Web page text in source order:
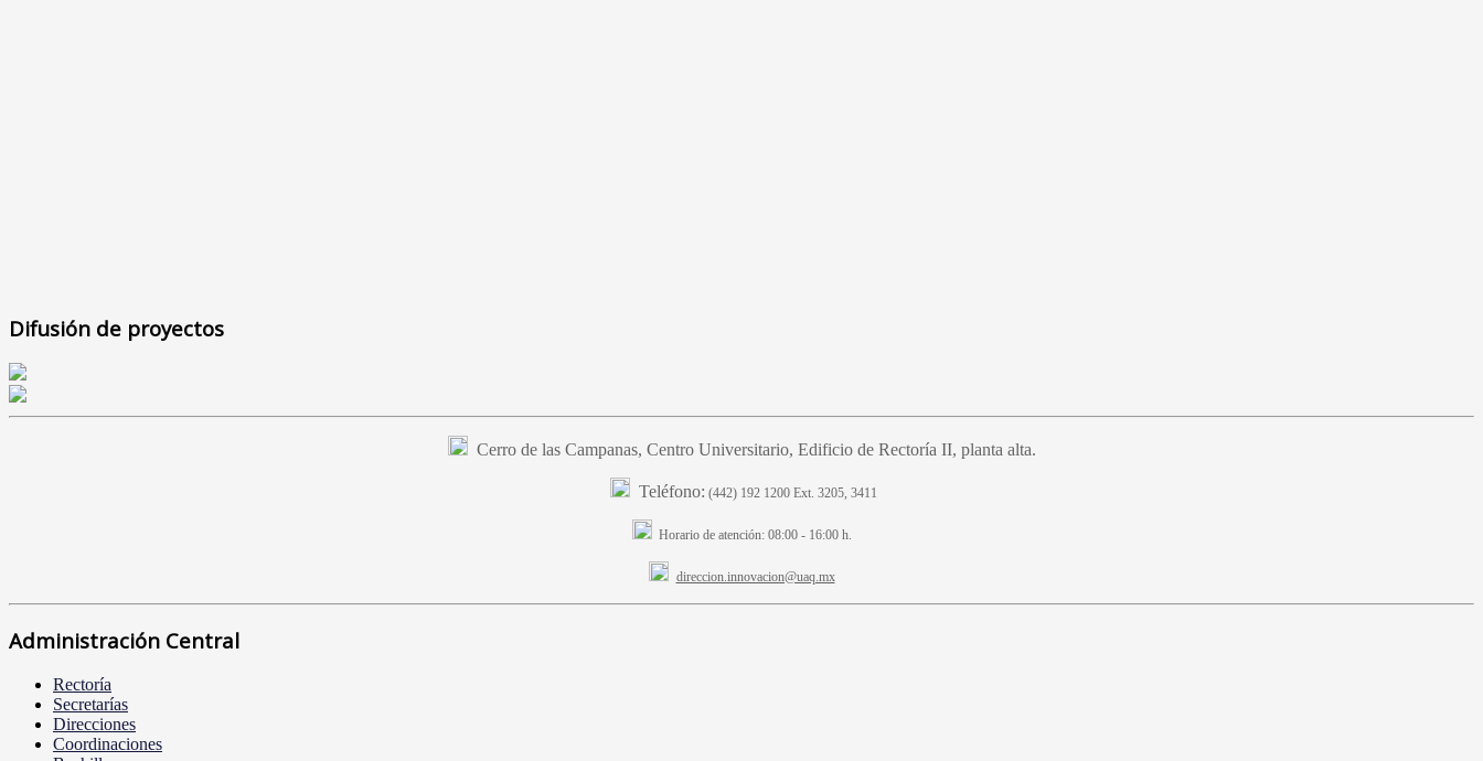
Difusión de proyectos
Cerro de las Campanas, Centro Universitario, Edificio de Rectoría II, planta alta.
Teléfono: (442) 192 1200 Ext. 3205, 3411
Horario de atención:08:00 - 16:00 h.
direccion.innovacion@uaq.mx
Administración Central
Rectoría
Secretarías
Direcciones
Coordinaciones